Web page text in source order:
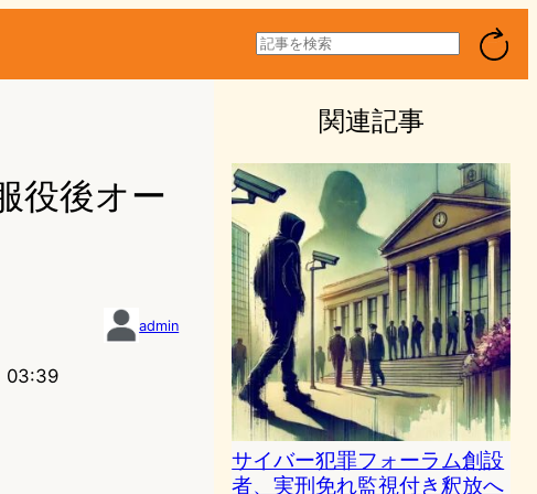
検
索
役後オー
admin
03:39
関連記事
サイバー犯罪フォーラム創設
者、実刑免れ監視付き釈放へ